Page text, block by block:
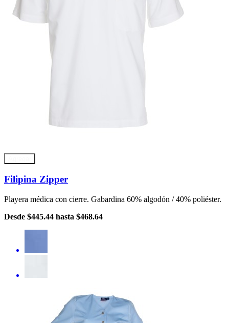
Filipina Zipper
Playera médica con cierre. Gabardina 60% algodón / 40% poliéster.
Desde $445.44 hasta $468.64